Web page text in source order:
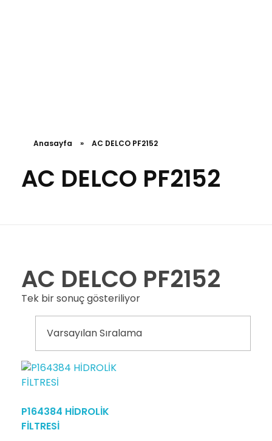
Anasayfa » AC DELCO PF2152
AC DELCO PF2152
AC DELCO PF2152
Tek bir sonuç gösteriliyor
P164384 HİDROLİK
FİLTRESİ